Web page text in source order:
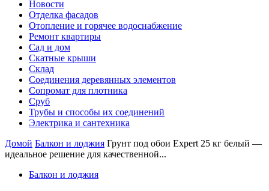
Новости
Отделка фасадов
Отопление и горячее водоснабжение
Ремонт квартиры
Сад и дом
Скатные крыши
Склад
Соединения деревянных элементов
Сопромат для плотника
Сруб
Трубы и способы их соединений
Электрика и сантехника
Домой Балкон и лоджия Грунт под обои Expert 25 кг белый —
идеальное решение для качественной...
Балкон и лоджия